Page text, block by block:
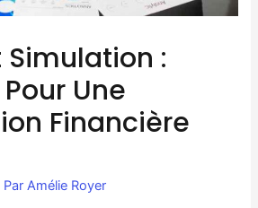
Simulation :
Une
Financière
ParAmélie Royer